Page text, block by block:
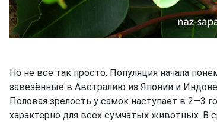
Но не все так просто. Популяция начала
завезённые в Австралию из Японии и
Половая зрелость у самок наступает в 2—3
характерно для всех сумчатых животных.